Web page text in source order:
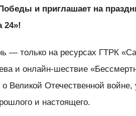
и приглашает на
24»!
— только на ресурсах ГТРК
и онлайн-шествие
Великой Отечественной войне,
и настоящего.